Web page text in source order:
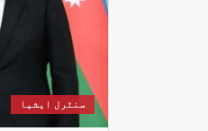
سنٹرل ایشیا